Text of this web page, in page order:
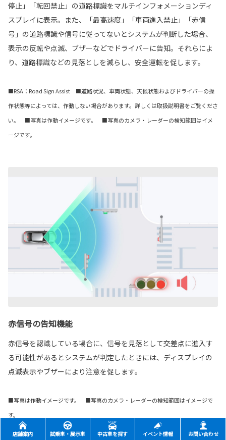
停止」「転回禁止」の道路標識をマルチインフォメーションディ
スプレイに表示。また、「最高速度」「車両進入禁止」「赤信
号」の道路標識や信号に従ってないとシステムが判断した場合、
表示の反転や点滅、ブザーなどでドライバーに告知。それらによ
り、道路標識などの見落としを減らし、安全運転を促します。
■RSA：Road Sign Assist ■道路状況、車両状態、天候状態およびドライバーの操
作状態等によっては、作動しない場合があります。詳しくは取扱説明書をご覧くださ
い。 ■写真は作動イメージです。 ■写真のカメラ・レーダーの検知範囲はイメ
ージです。
赤信号の告知機能
赤信号を認識している場合に、信号を見落として交差点に進入す
る可能性があるとシステムが判定したときには、ディスプレイの
点滅表示やブザーにより注意を促します。
■写真は作動イメージです。 ■写真のカメラ・レーダーの検知範囲はイメージで
す。
店舗案内 試乗車・展示車 中古車を探す イベント情報 お問い合わせ